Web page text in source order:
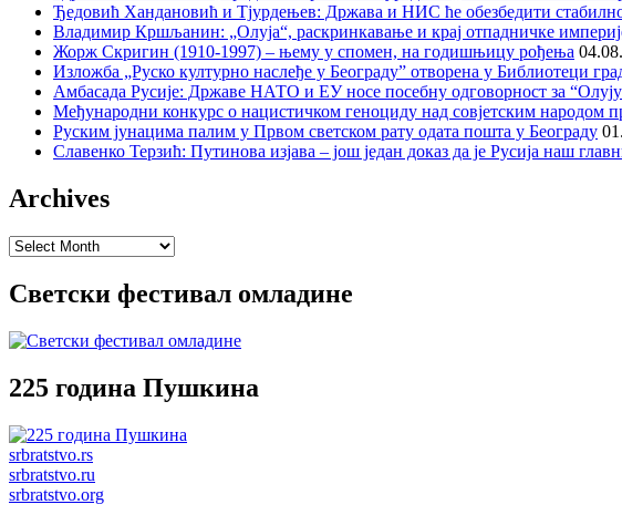
Ђедовић Хандановић и Тјурдењев: Држава и НИС ће обезбедити
Владимир Кршљанин: „Олуја“, раскринкавање и крај отпадничке
Жорж Скригин (1910-1997) – њему у спомен, на годишњицу рођења
Изложба „Руско културно наслеђе у Београду” отворена у Библиотеци
Амбасада Русије: Државе НАТО и ЕУ носе посебну одговорност за
Међународни конкурс о нацистичком геноциду над совјетским народом
Руским јунацима палим у Првом светском рату одата пошта у Београду
Славенко Терзић: Путинова изјава – још један доказ да је Русија наш
Archives
Archives
Светски фестивал омладине
225 година Пушкина
srbratstvo.rs
srbratstvo.ru
srbratstvo.org